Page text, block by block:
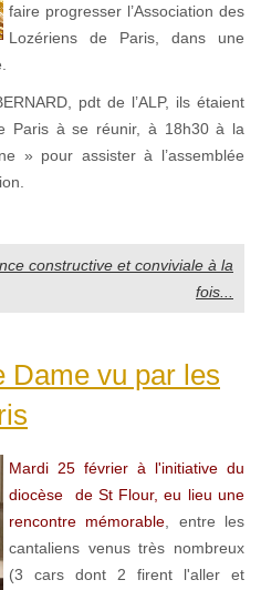
faire progresser l’Association des
Lozériens de Paris, dans une
pdt de l’ALP, ils étaient
Paris à se réunir, à 18h30 à la
» pour assister à l’assemblée
constructive et conviviale à la
fois...
Dame vu par les
Mardi 25 février à l'initiative du
diocèse de St Flour, eu lieu une
rencontre mémorable , entre les
cantaliens venus très nombreux
(3 cars dont 2 firent l'aller et